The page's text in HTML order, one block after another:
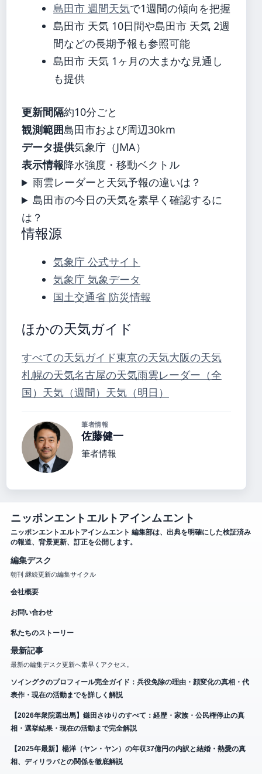
島田市 週間天気で1週間の傾向を把握
島田市 天気 10日間や島田市 天気 2週
間などの長期予報も参照可能
島田市 天気 1ヶ月の大まかな見通し
も提供
更新間隔約10分ごと
観測範囲島田市および周辺30km
データ提供気象庁（JMA）
表示情報降水強度・移動ベクトル
雨雲レーダーと天気予報の違いは？
島田市の今日の天気を素早く確認するに
は？
情報源
気象庁 公式サイト
気象庁 気象データ
国土交通省 防災情報
ほかの天気ガイド
すべての天気ガイド東京の天気大阪の天気
札幌の天気名古屋の天気雨雲レーダー（全
国） 天気（週間） 天気（明日）
筆者情報
佐藤健一
筆者情報
ニッポンエントエルトアインムエント
ニッポンエントエルトアインムエント 編集部は、出典を明確にした検証済み
の報道、背景更新、訂正を公開します。
編集デスク
朝刊 継続更新の編集サイクル
会社概要
お問い合わせ
私たちのストーリー
最新記事
最新の編集デスク更新へ素早くアクセス。
ソイングクのプロフィール完全ガイド：兵役免除の理由・顔変化の真相・代
表作・現在の活動までを詳しく解説
【2026年衆院選出馬】鎌田さゆりのすべて：経歴・家族・公民権停止の真
相・選挙結果・現在の活動まで完全解説
【2025年最新】楊洋（ヤン・ヤン）の年収37億円の内訳と結婚・熱愛の真
相、ディリラバとの関係を徹底解説